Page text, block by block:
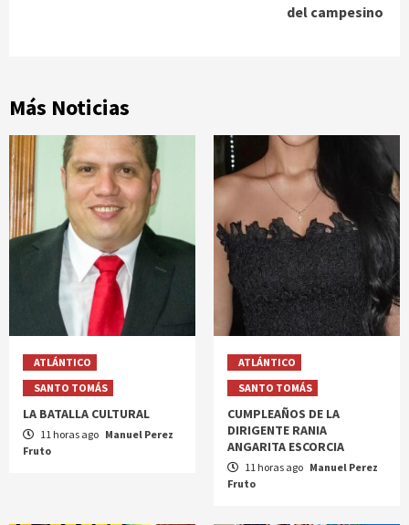
del campesino
Más Noticias
ATLÁNTICO
SANTO TOMÁS
LA BATALLA CULTURAL
11 horas ago Manuel Perez
Fruto
ATLÁNTICO
SANTO TOMÁS
CUMPLEAÑOS DE LA
DIRIGENTE RANIA
ANGARITA ESCORCIA
11 horas ago Manuel Perez
Fruto